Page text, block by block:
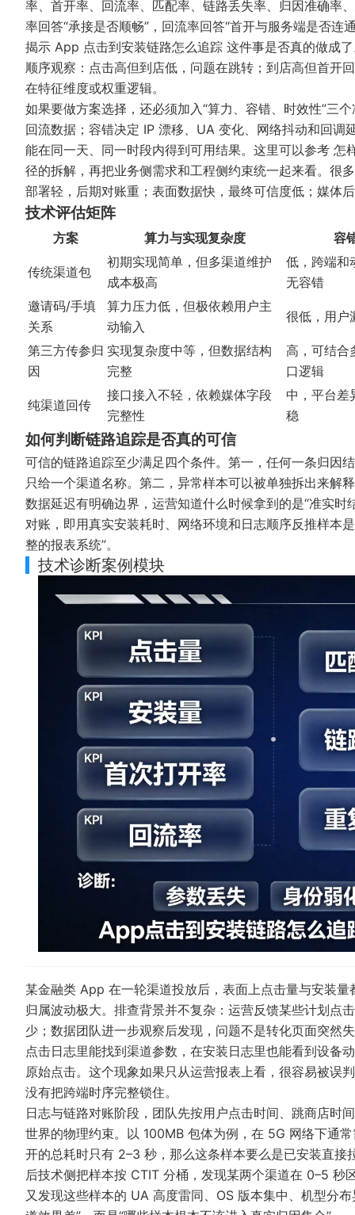
率、首开率、回流率、匹配率、链路丢失率、归因准确率
率回答“承接是否顺畅”，回流率回答“首开与服务端是否连
揭示 App 点击到安装链路怎么追踪 这件事是否真的做成
顺序观察：点击高但到店低，问题在跳转；到店高但首开
在特征维度或权重逻辑。
如果要做方案选择，还必须加入“算力、容错、时效性”三
回流数据；容错决定 IP 漂移、UA 变化、网络抖动和回
能在同一天、同一时段内得到可用结果。这里可以参考 怎
径的拆解，再把业务侧需求和工程侧约束统一起来看。很
部署轻，后期对账重；表面数据快，最终可信度低；媒体
技术评估矩阵
方案 算力与实现复杂度 容
传统渠道包
初期实现简单，但多渠道维护
成本极高
低，跨端和
无容错
邀请码/手填
关系
算力压力低，但极依赖用户主
动输入
很低，用户
第三方传参归
因
实现复杂度中等，但数据结构
完整
高，可结合
口逻辑
纯渠道回传
接口接入不轻，依赖媒体字段
完整性
中，平台差
稳
如何判断链路追踪是否真的可信
可信的链路追踪至少满足四个条件。第一，任何一条归因
只给一个渠道名称。第二，异常样本可以被单独拆出来
数据延迟有明确边界，运营知道什么时候拿到的是“准实
对账，即用真实安装耗时、网络环境和日志顺序反推样本
整的报表系统”。
技术诊断案例模块
某金融类 App 在一轮渠道投放后，表面上点击量与安装
归属波动极大。排查背景并不复杂：运营反馈某些计划点
少；数据团队进一步观察后发现，问题不是转化页面突然
点击日志里能找到渠道参数，在安装日志里也能看到设备
原始点击。这个现象如果只从运营报表上看，很容易被误
没有把跨端时序完整锁住。
日志与链路对账阶段，团队先按用户点击时间、跳商店时
世界的物理约束。以 100MB 包体为例，在 5G 网络下通
开的总耗时只有 2–3 秒，那么这条样本要么是已安装直
后技术侧把样本按 CTIT 分桶，发现某两个渠道在 0–5
又发现这些样本的 UA 高度雷同、OS 版本集中、机型分